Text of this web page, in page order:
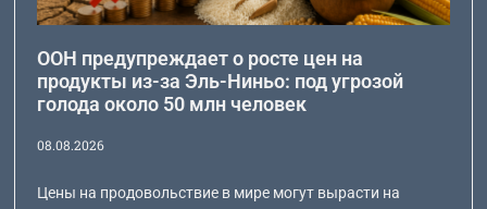
ООН предупреждает о росте цен на
продукты из-за Эль-Ниньо: под угрозой
голода около 50 млн человек
08.08.2026
Цены на продовольствие в мире могут вырасти на